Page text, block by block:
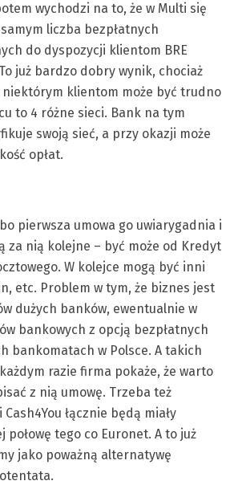
wychodzi na to, że w Multi się
liczba bezpłatnych
do dyspozycji klientom BRE
już bardzo dobry wynik, chociaż
klientom może być trudno
to 4 różne sieci. Bank na tym
swoją sieć, a przy okazji może
opłat.
pierwsza umowa go uwiarygadnia i
za nią kolejne – być może od Kredyt
W kolejce mogą być inni
etc. Problem w tym, że biznes jest
dużych banków, ewentualnie w
bankowych z opcją bezpłatnych
bankomatach w Polsce. A takich
razie firma pokaże, że warto
z nią umowę. Trzeba też
łącznie będą miały
połowę tego co Euronet. A to już
jako poważną alternatywę